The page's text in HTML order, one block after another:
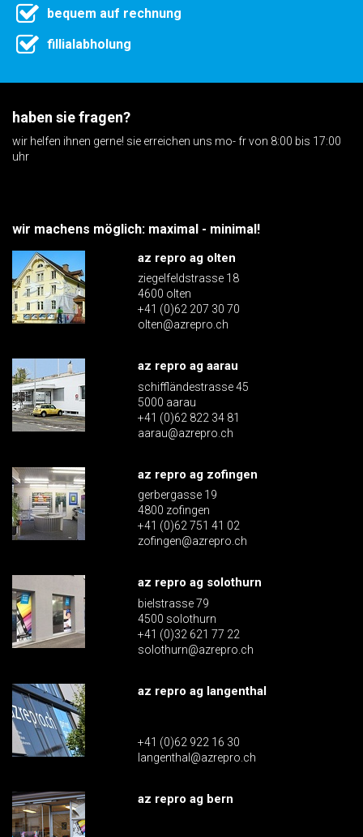
bequem auf rechnung
fillialabholung
haben sie fragen?
wir helfen ihnen gerne! sie erreichen uns mo- fr von 8:00 bis 17:00
uhr
wir machens möglich: maximal - minimal!
az repro ag olten
ziegelfeldstrasse 18
4600 olten
+41 (0)62 207 30 70
olten@azrepro.ch
az repro ag aarau
schiffländestrasse 45
5000 aarau
+41 (0)62 822 34 81
aarau@azrepro.ch
az repro ag zofingen
gerbergasse 19
4800 zofingen
+41 (0)62 751 41 02
zofingen@azrepro.ch
az repro ag solothurn
bielstrasse 79
4500 solothurn
+41 (0)32 621 77 22
solothurn@azrepro.ch
az repro ag langenthal
+41 (0)62 922 16 30
langenthal@azrepro.ch
az repro ag bern